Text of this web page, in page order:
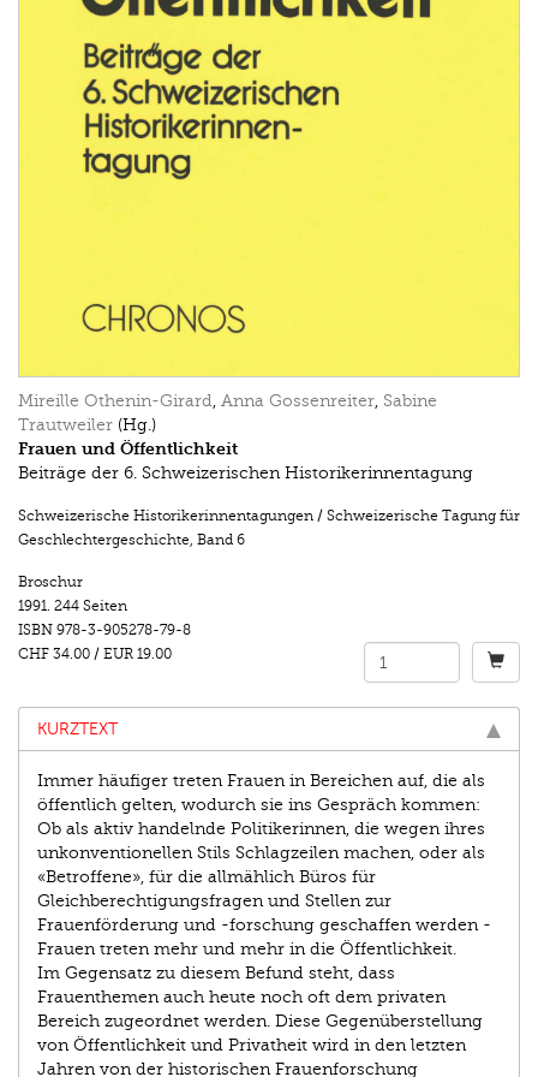
Mireille Othenin-Girard, Anna Gossenreiter, Sabine
Trautweiler (Hg.)
Frauen und Öffentlichkeit
Beiträge der 6. Schweizerischen Historikerinnentagung
Schweizerische Historikerinnentagungen / Schweizerische Tagung für
Geschlechtergeschichte, Band 6
Broschur
1991. 244 Seiten
ISBN 978-3-905278-79-8
CHF 34.00 / EUR 19.00
KURZTEXT
Immer häufiger treten Frauen in Bereichen auf, die als
öffentlich gelten, wodurch sie ins Gespräch kommen:
Ob als aktiv handelnde Politikerinnen, die wegen ihres
unkonventionellen Stils Schlagzeilen machen, oder als
«Betroffene», für die allmählich Büros für
Gleichberechtigungsfragen und Stellen zur
Frauenförderung und -forschung geschaffen werden -
Frauen treten mehr und mehr in die Öffentlichkeit.
Im Gegensatz zu diesem Befund steht, dass
Frauenthemen auch heute noch oft dem privaten
Bereich zugeordnet werden. Diese Gegenüberstellung
von Öffentlichkeit und Privatheit wird in den letzten
Jahren von der historischen Frauenforschung